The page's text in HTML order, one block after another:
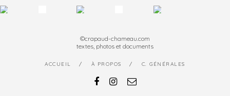
©crapaud-chameau.com
textes, photos et documents
ACCUEIL À PROPOS C. GÉNÉRALES